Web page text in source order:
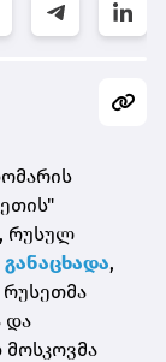
რუსულ
განაცხადა,
და